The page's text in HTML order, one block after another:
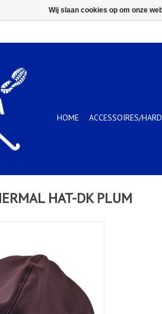
HOME ACCESSOIRES/
HAT-DK PLUM
Wij slaan cookies op om onze